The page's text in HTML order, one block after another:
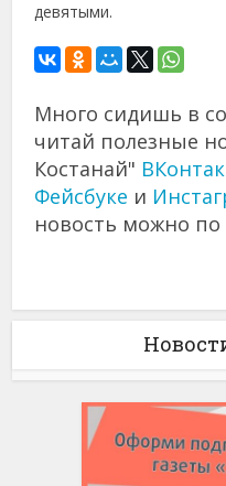
девятыми.
Много сидишь в
читай полезные
Костанай"
Фейсбуке и
новость можно